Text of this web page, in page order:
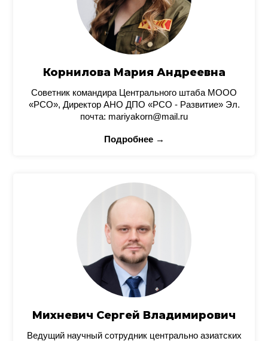
Корнилова Мария Андреевна
Советник командира Центрального штаба МООО
«РСО», Директор АНО ДПО «РСО - Развитие» Эл.
почта: mariyakorn@mail.ru
Подробнее →
Михневич Сергей Владимирович
Ведущий научный сотрудник центрально азиатских